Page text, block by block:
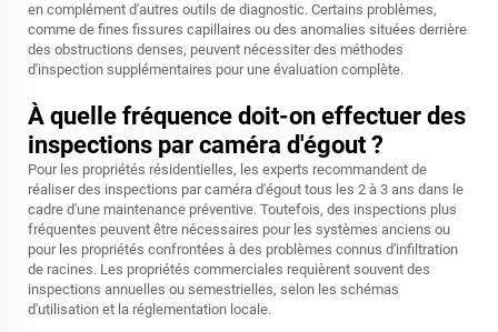
en complément d'autres outils de diagnostic. Certains problèmes,
comme de fines fissures capillaires ou des anomalies situées derrière
des obstructions denses, peuvent nécessiter des méthodes
d'inspection supplémentaires pour une évaluation complète.
À quelle fréquence doit-on effectuer des
inspections par caméra d'égout ?
Pour les propriétés résidentielles, les experts recommandent de
réaliser des inspections par caméra d'égout tous les 2 à 3 ans dans le
cadre d'une maintenance préventive. Toutefois, des inspections plus
fréquentes peuvent être nécessaires pour les systèmes anciens ou
pour les propriétés confrontées à des problèmes connus d'infiltration
de racines. Les propriétés commerciales requièrent souvent des
inspections annuelles ou semestrielles, selon les schémas
d'utilisation et la réglementation locale.